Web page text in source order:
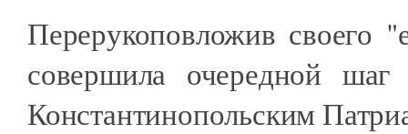
Перерукоповложив своего
совершила очередной
Константинопольским